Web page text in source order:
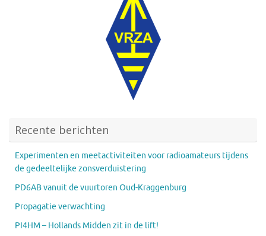
Recente berichten
Experimenten en meetactiviteiten voor radioamateurs tijdens
de gedeeltelijke zonsverduistering
PD6AB vanuit de vuurtoren Oud-Kraggenburg
Propagatie verwachting
PI4HM – Hollands Midden zit in de lift!